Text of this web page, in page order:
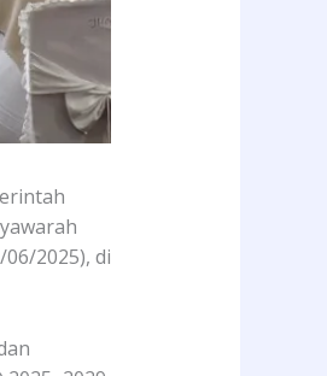
2025), di